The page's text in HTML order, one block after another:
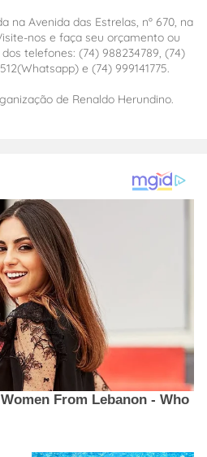
na Avenida das Estrelas, nº 670, na
nos e faça seu orçamento ou
telefones: (74) 988234789, (74)
e (74) 999141775.
de Renaldo Herundino.